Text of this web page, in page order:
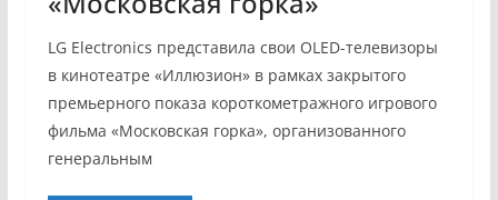
LG Electronics представила свои OLED-телевизоры
в кинотеатре «Иллюзион» в рамках закрытого
премьерного показа короткометражного игрового
фильма «Московская горка», организованного
генеральным